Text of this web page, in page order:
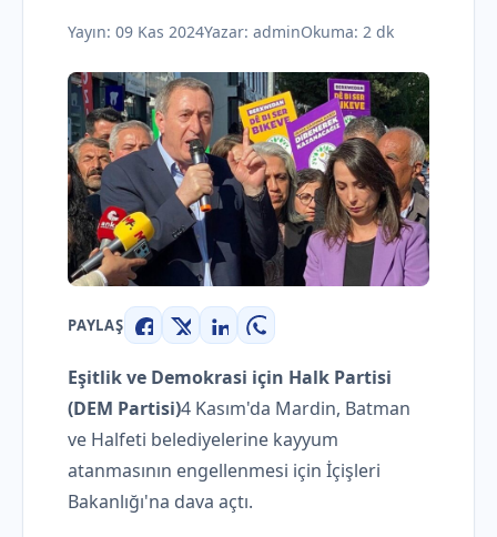
Yayın: 09 Kas 2024Yazar: adminOkuma: 2 dk
PAYLAŞ
Facebook
X LinkedInWhatsApp
Eşitlik ve Demokrasi için Halk Partisi
(DEM Partisi)4 Kasım'da Mardin, Batman
ve Halfeti belediyelerine kayyum
atanmasının engellenmesi için İçişleri
Bakanlığı'na dava açtı.